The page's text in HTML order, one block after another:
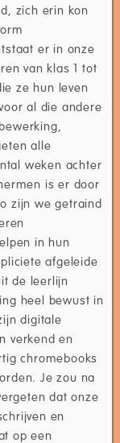
zich erin kon
er in onze
van klas 1 tot
ze hun leven
al die andere
alle
weken achter
is er door
zijn we getraind
in hun
afgeleide
de leerlijn
heel bewust in
digitale
verkend en
chromebooks
Je zou na
dat onze
en
op een